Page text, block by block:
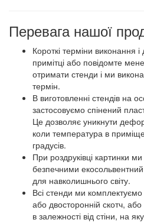
Перевага нашої
Короткі терміни виконання
примітці або повідомте
отримати стенди і ми
термін.
В виготовленні стендів на
застосовуємо спінений
Це дозволяє уникнути
коли температура в
градусів.
При роздруківці картинки
безпечними
для навколишнього світу.
Всі стенди ми
або двосторонній скотч,
в залежності від стіни, на